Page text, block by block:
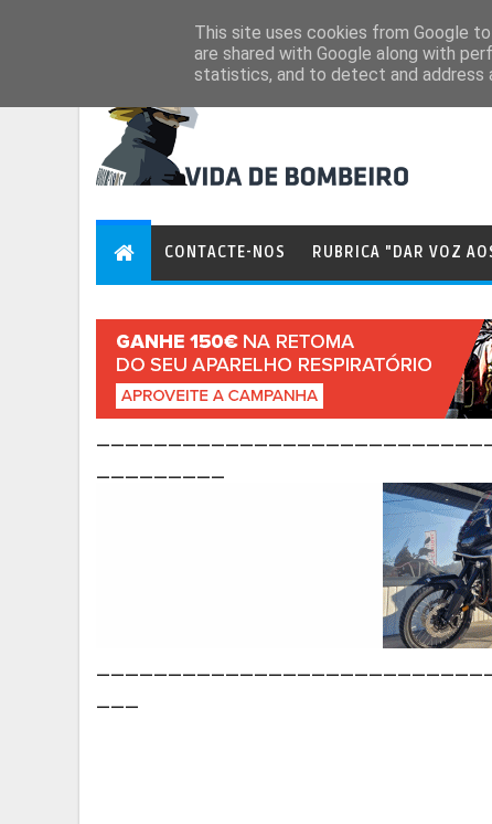
CONTACTE-NOS RUBRICA "DAR VOZ
This site uses cookies from Google
are shared with Google along with
statistics, and to detect and address